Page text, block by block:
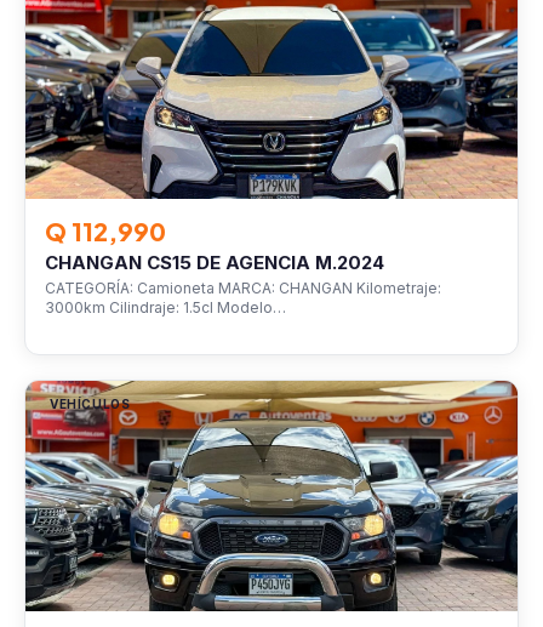
Q 112,990
CHANGAN CS15 DE AGENCIA M.2024
CATEGORÍA: Camioneta MARCA: CHANGAN Kilometraje:
3000km Cilindraje: 1.5cl Modelo…
VEHÍCULOS